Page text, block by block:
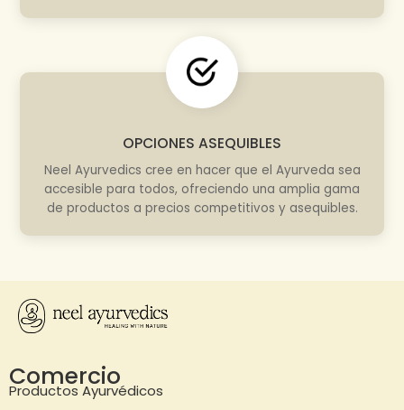
OPCIONES ASEQUIBLES
Neel Ayurvedics cree en hacer que el Ayurveda sea
accesible para todos, ofreciendo una amplia gama
de productos a precios competitivos y asequibles.
Comercio
Productos Ayurvédicos